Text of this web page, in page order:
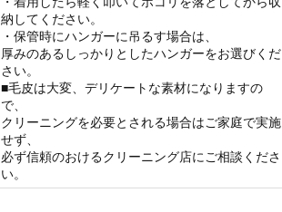
納してください。
・保管時にハンガーに吊るす場合は、
厚みのあるしっかりとしたハンガーをお選びくだ
さい。
■毛皮は大変、デリケートな素材になりますの
で、
クリーニングを必要とされる場合はご家庭で実施
せず、
必ず信頼のおけるクリーニング店にご相談くださ
い。